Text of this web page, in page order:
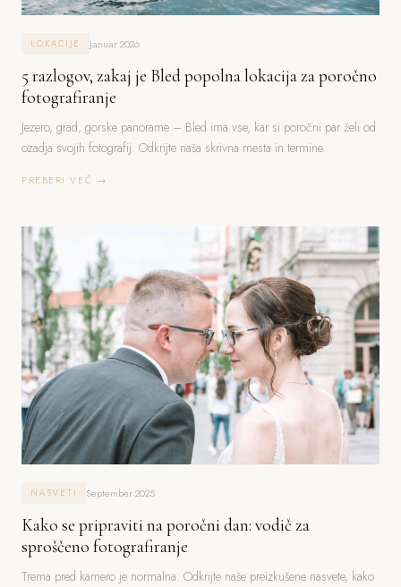
LOKACIJE Januar 2026
5 razlogov, zakaj je Bled popolna lokacija za poročno
fotografiranje
Jezero, grad, gorske panorame – Bled ima vse, kar si poročni par želi od
ozadja svojih fotografij. Odkrijte naša skrivna mesta in termine.
PREBERI VEČ →
NASVETI September 2025
Kako se pripraviti na poročni dan: vodič za
sproščeno fotografiranje
Trema pred kamero je normalna. Odkrijte naše preizkušene nasvete, kako